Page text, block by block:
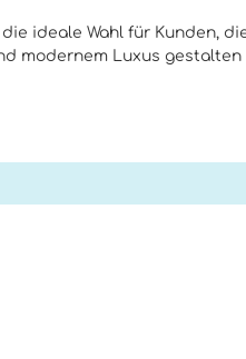
ideale Wahl für Kunden,
modernem Luxus